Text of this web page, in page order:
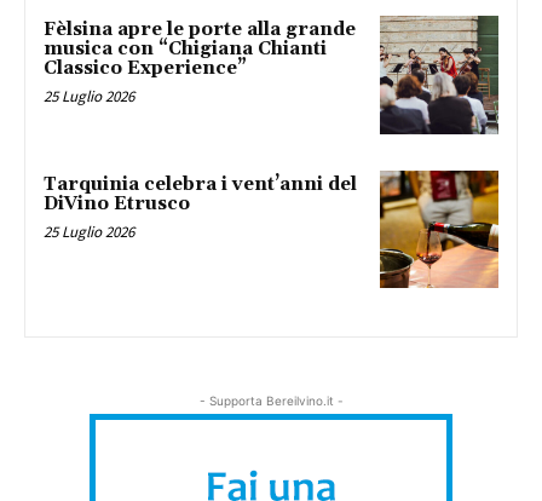
Fèlsina apre le porte alla grande
musica con “Chigiana Chianti
Classico Experience”
25 Luglio 2026
Tarquinia celebra i vent’anni del
DiVino Etrusco
25 Luglio 2026
- Supporta Bereilvino.it -